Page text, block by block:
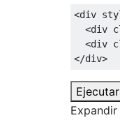
<div
<div
<div
</div>